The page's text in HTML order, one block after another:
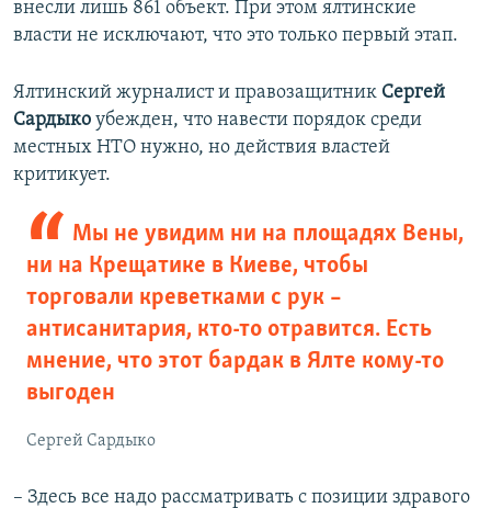
внесли лишь 861 объект. При этом ялтинские
власти не исключают, что это только первый этап.
Ялтинский журналист и правозащитник Сергей
Сардыко убежден, что навести порядок среди
местных НТО нужно, но действия властей
критикует.
Мы не увидим ни на площадях Вены,
ни на Крещатике в Киеве, чтобы
торговали креветками с рук –
антисанитария, кто-то отравится. Есть
мнение, что этот бардак в Ялте кому-то
выгоден
Сергей Сардыко
– Здесь все надо рассматривать с позиции здравого